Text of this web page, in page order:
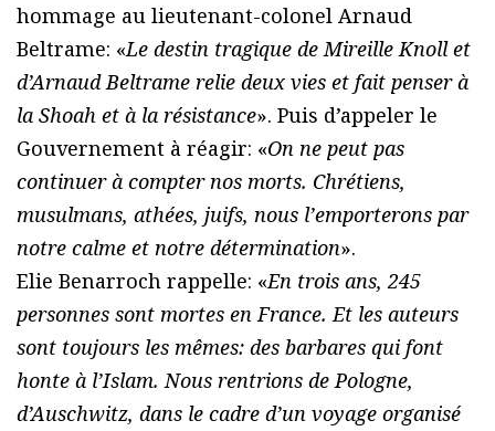
hommage au lieutenant-colonel Arnaud
Beltrame: «Le destin tragique de Mireille Knoll et
d’Arnaud Beltrame relie deux vies et fait penser à
la Shoah et à la résistance». Puis d’appeler le
Gouvernement à réagir: «On ne peut pas
continuer à compter nos morts. Chrétiens,
musulmans, athées, juifs, nous l’emporterons par
notre calme et notre détermination».
Elie Benarroch rappelle: «En trois ans, 245
personnes sont mortes en France. Et les auteurs
sont toujours les mêmes: des barbares qui font
honte à l’Islam. Nous rentrions de Pologne,
d’Auschwitz, dans le cadre d’un voyage organisé